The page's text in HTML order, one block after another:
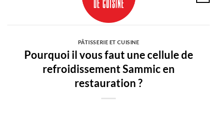
PÂTISSERIE ET CUISINE
Pourquoi il vous faut une cellule de
refroidissement Sammic en
restauration ?